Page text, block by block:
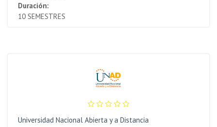
Duración:
10 SEMESTRES
Universidad Nacional Abierta y a Distancia